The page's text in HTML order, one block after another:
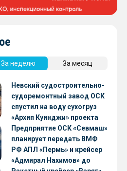
За неделю За месяц
Невский судостроительно-
судоремонтный завод ОСК
спустил на воду сухогруз
«Архип Куинджи» проекта
RSD59
Предприятие ОСК «Севмаш»
планирует передать ВМФ
РФ АПЛ «Пермь» и крейсер
«Адмирал Нахимов» до